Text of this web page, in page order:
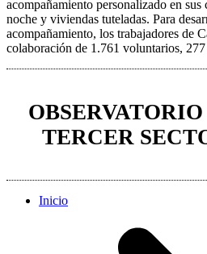
acompañamiento personalizado en sus
noche y viviendas tuteladas. Para
acompañamiento, los trabajadores de
colaboración de 1.761 voluntarios,
TERCER
Inicio